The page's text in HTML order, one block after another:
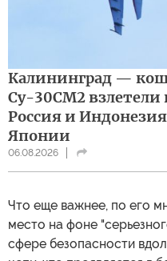
Калининград —
Су-30СМ2 взлетели
Россия и
Японии
06.08.2026
Что еще важнее, по его
место на фоне
сфере безопасности